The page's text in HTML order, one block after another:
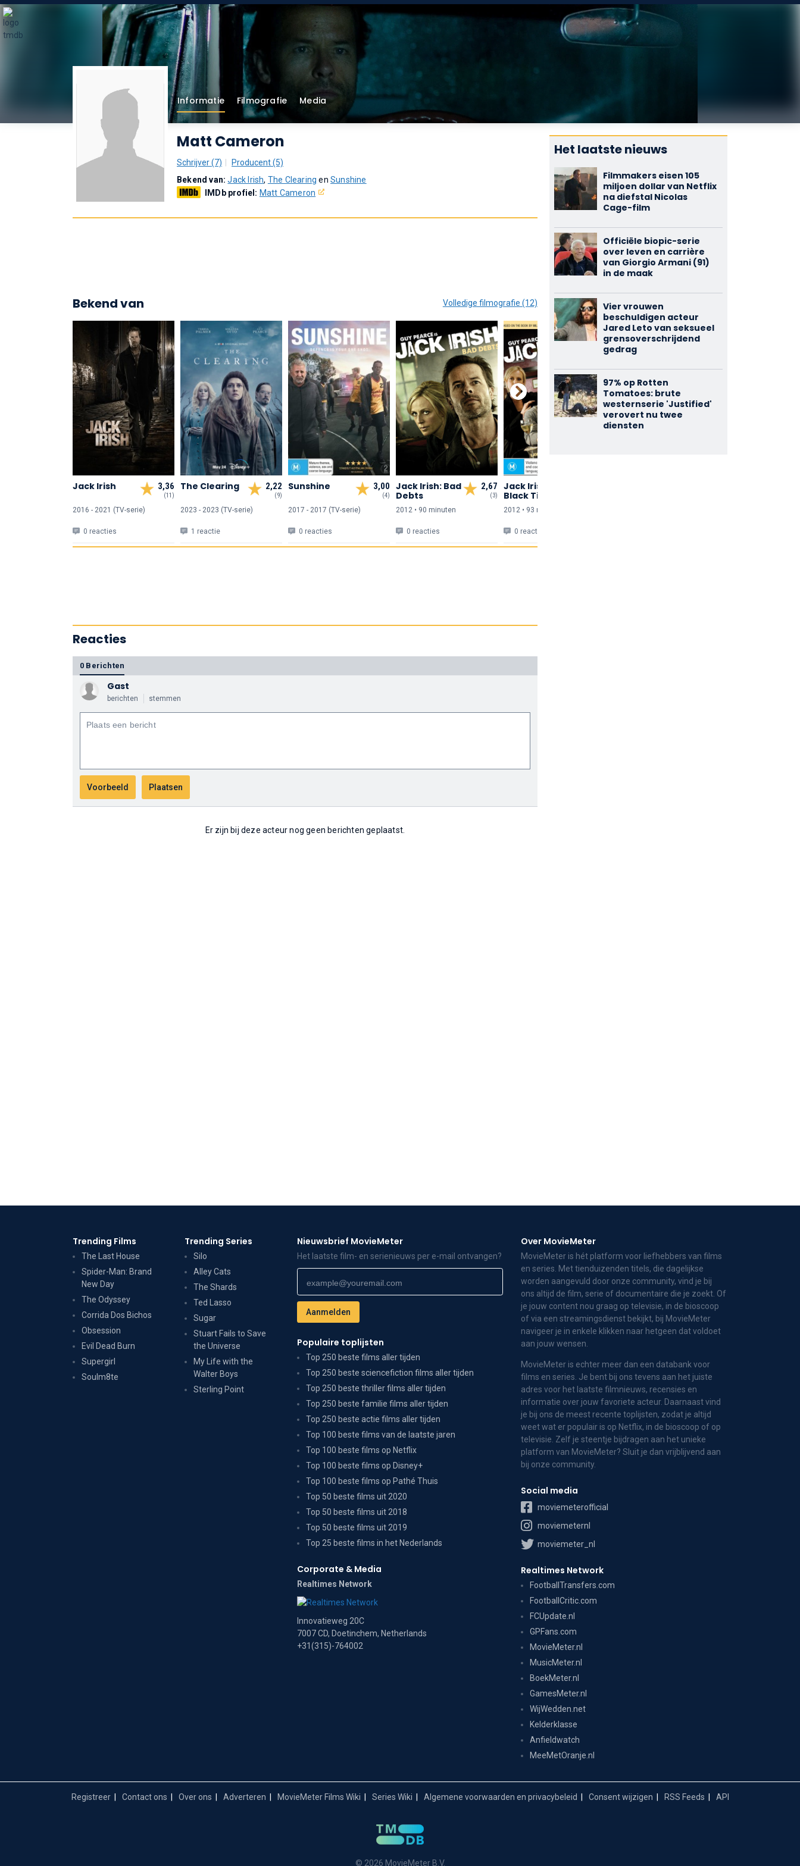
Informatie Filmografie Media
Matt Cameron
Schrijver (7)
Producent (5)
Bekend van:Jack Irish, The Clearing enSunshine
IMDb profiel: Matt Cameron
Bekend van Volledige filmografie (12)
3,36
(11)
Jack Irish
2016 - 2021 (TV-serie)
0 reacties
2,22
(9)
The Clearing
2023 - 2023 (TV-serie)
1 reactie
3,00
(4)
Sunshine
2017 - 2017 (TV-serie)
0 reacties
2,67
(3)
Jack Irish: Bad
Debts
2012 • 90 minuten
0 reacties
Jack Irish:
Black Tide
2012 • 93 min
0 reacties
Reacties
0 Berichten
Gast
berichten stemmen
Er zijn bij deze acteur nog geen berichten geplaatst.
Het laatste nieuws
Filmmakers eisen 105
miljoen dollar van Netflix
na diefstal Nicolas
Cage-film
Officiële biopic-serie
over leven en carrière
van Giorgio Armani (91)
in de maak
Vier vrouwen
beschuldigen acteur
Jared Leto van seksueel
grensoverschrijdend
gedrag
97% op Rotten
Tomatoes: brute
westernserie 'Justified'
verovert nu twee
diensten
Trending Films
The Last House
Spider-Man: Brand
New Day
The Odyssey
Corrida Dos Bichos
Obsession
Evil Dead Burn
Supergirl
Soulm8te
Trending Series
Silo
Alley Cats
The Shards
Ted Lasso
Sugar
Stuart Fails to Save
the Universe
My Life with the
Walter Boys
Sterling Point
Nieuwsbrief MovieMeter
Het laatste film- en serienieuws per e-mail ontvangen?
Populaire toplijsten
Top 250 beste films aller tijden
Top 250 beste sciencefiction films aller tijden
Top 250 beste thriller films aller tijden
Top 250 beste familie films aller tijden
Top 250 beste actie films aller tijden
Top 100 beste films van de laatste jaren
Top 100 beste films op Netflix
Top 100 beste films op Disney+
Top 100 beste films op Pathé Thuis
Top 50 beste films uit 2020
Top 50 beste films uit 2018
Top 50 beste films uit 2019
Top 25 beste films in het Nederlands
Corporate & Media
Realtimes Network
Innovatieweg 20C
7007 CD, Doetinchem, Netherlands
+31(315)-764002
Over MovieMeter
MovieMeter is hét platform voor liefhebbers van films
en series. Met tienduizenden titels, die dagelijkse
worden aangevuld door onze community, vind je bij
ons altijd de film, serie of documentaire die je zoekt. Of
je jouw content nou graag op televisie, in de bioscoop
of via een streamingsdienst bekijkt, bij MovieMeter
navigeer je in enkele klikken naar hetgeen dat voldoet
aan jouw wensen.
MovieMeter is echter meer dan een databank voor
films en series. Je bent bij ons tevens aan het juiste
adres voor het laatste filmnieuws, recensies en
informatie over jouw favoriete acteur. Daarnaast vind
je bij ons de meest recente toplijsten, zodat je altijd
weet wat er populair is op Netflix, in de bioscoop of op
televisie. Zelf je steentje bijdragen aan het unieke
platform van MovieMeter? Sluit je dan vrijblijvend aan
bij onze community.
Social media
moviemeterofficial
moviemeternl
moviemeter_nl
Realtimes Network
FootballTransfers.com
FootballCritic.com
FCUpdate.nl
GPFans.com
MovieMeter.nl
MusicMeter.nl
BoekMeter.nl
GamesMeter.nl
WijWedden.net
Kelderklasse
Anfieldwatch
MeeMetOranje.nl
Registreer Contact ons Over ons Adverteren MovieMeter Films Wiki Series Wiki Algemene voorwaarden en privacybeleid Consent wijzigen RSS Feeds API
© 2026 MovieMeter B.V.